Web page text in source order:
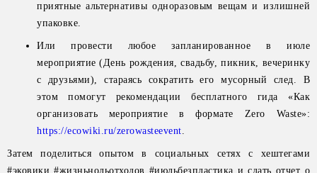
приятные альтернативы одноразовым вещам и излишней
упаковке.
Или провести любое запланированное в июле
мероприятие (День рождения, свадьбу, пикник, вечеринку
с друзьями), стараясь сократить его мусорный след. В
этом помогут рекомендации бесплатного гида «Как
организовать мероприятие в формате Zero Waste»:
https://ecowiki.ru/zerowasteevent.
Затем поделиться опытом в социальных сетях с хештегами
#эковики #жизньнольотходов #июльбезпластика и сдать отчет о